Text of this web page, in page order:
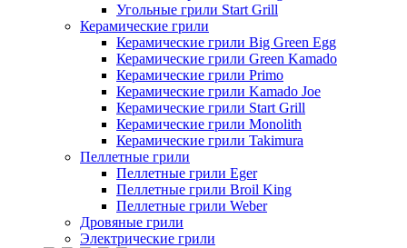
Угольные грили Start Grill
Керамические грили
Керамические грили Big Green Egg
Керамические грили Green Kamado
Керамические грили Primo
Керамические грили Kamado Joe
Керамические грили Start Grill
Керамические грили Monolith
Керамические грили Takimura
Пеллетные грили
Пеллетные грили Eger
Пеллетные грили Broil King
Пеллетные грили Weber
Дровяные грили
Электрические грили